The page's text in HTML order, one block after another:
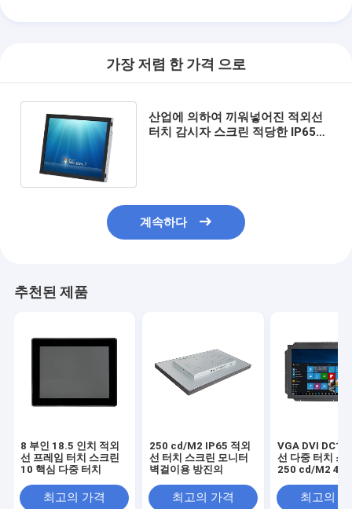
가장 저렴 한 가격 으로
산업에 의하여 끼워넣어진 적외선
터치 감시자 스크린 적당한 IP65는
계속하다
추천된 제품
8 부인 18.5 인치 적외
선 프레임 터치 스크린
10 핵심 다중 터치
최고의 가격
250 cd/M2 IP65 적외
선 터치 스크린 모니터
벽걸이용 방진의
최고의 가격
VGA DVI
선 다중 터치 스
250 cd/M2 4
최고의